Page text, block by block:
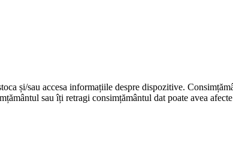
și/sau accesa informațiile despre dispozitive.
sau îți retragi consimțământul dat poate avea